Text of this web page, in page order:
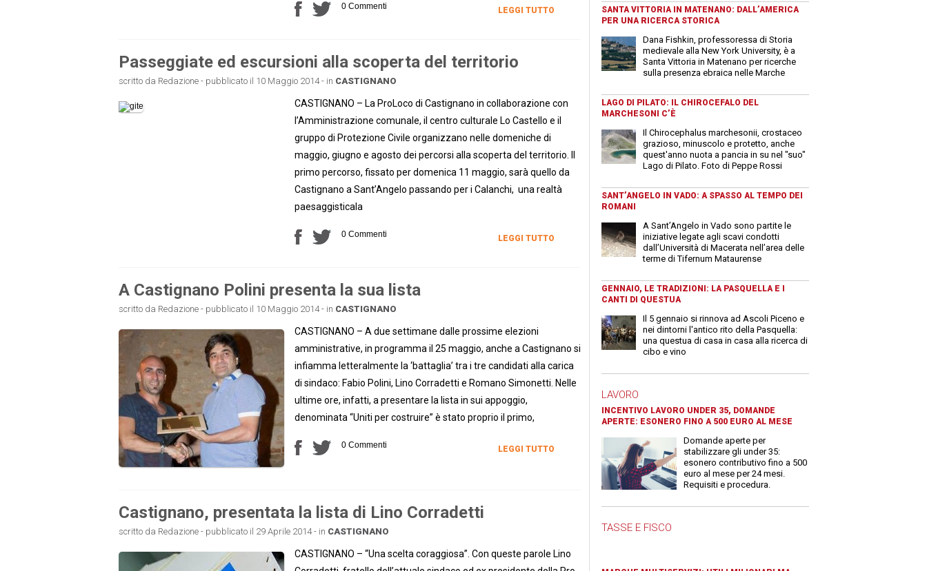
0 Commenti LEGGI TUTTO
Passeggiate ed escursioni alla scoperta del territorio
scritto da Redazione - pubblicato il 10 Maggio 2014 - in CASTIGNANO
CASTIGNANO – La ProLoco di Castignano in collaborazione con
l’Amministrazione comunale, il centro culturale Lo Castello e il
gruppo di Protezione Civile organizzano nelle domeniche di
maggio, giugno e agosto dei percorsi alla scoperta del territorio. Il
primo percorso, fissato per domenica 11 maggio, sarà quello da
Castignano a Sant’Angelo passando per i Calanchi, una realtà
paesaggisticala
0 Commenti LEGGI TUTTO
A Castignano Polini presenta la sua lista
scritto da Redazione - pubblicato il 10 Maggio 2014 - in CASTIGNANO
CASTIGNANO – A due settimane dalle prossime elezioni
amministrative, in programma il 25 maggio, anche a Castignano si
infiamma letteralmente la ‘battaglia’ tra i tre candidati alla carica
di sindaco: Fabio Polini, Lino Corradetti e Romano Simonetti. Nelle
ultime ore, infatti, a presentare la lista in sui appoggio,
denominata “Uniti per costruire” è stato proprio il primo,
0 Commenti LEGGI TUTTO
Castignano, presentata la lista di Lino Corradetti
scritto da Redazione - pubblicato il 29 Aprile 2014 - in CASTIGNANO
CASTIGNANO – “Una scelta coraggiosa”. Con queste parole Lino
SANTA VITTORIA IN MATENANO: DALL’AMERICA
PER UNA RICERCA STORICA
Dana Fishkin, professoressa di Storia
medievale alla New York University, è a
Santa Vittoria in Matenano per ricerche
sulla presenza ebraica nelle Marche
LAGO DI PILATO: IL CHIROCEFALO DEL
MARCHESONI C’È
Il Chirocephalus marchesonii, crostaceo
grazioso, minuscolo e protetto, anche
quest'anno nuota a pancia in su nel "suo"
Lago di Pilato. Foto di Peppe Rossi
SANT’ANGELO IN VADO: A SPASSO AL TEMPO DEI
ROMANI
A Sant’Angelo in Vado sono partite le
iniziative legate agli scavi condotti
dall’Università di Macerata nell’area delle
terme di Tifernum Mataurense
GENNAIO, LE TRADIZIONI: LA PASQUELLA E I
CANTI DI QUESTUA
Il 5 gennaio si rinnova ad Ascoli Piceno e
nei dintorni l'antico rito della Pasquella:
una questua di casa in casa alla ricerca di
cibo e vino
LAVORO
INCENTIVO LAVORO UNDER 35, DOMANDE
APERTE: ESONERO FINO A 500 EURO AL MESE
Domande aperte per
stabilizzare gli under 35:
esonero contributivo fino a 500
euro al mese per 24 mesi.
Requisiti e procedura.
TASSE E FISCO